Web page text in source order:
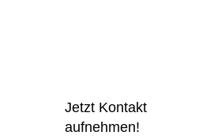
Jetzt Kontakt
aufnehmen!